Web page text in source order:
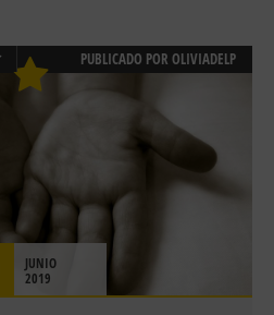
PUBLICADO POR OLIVIADELP
JUNIO
2019